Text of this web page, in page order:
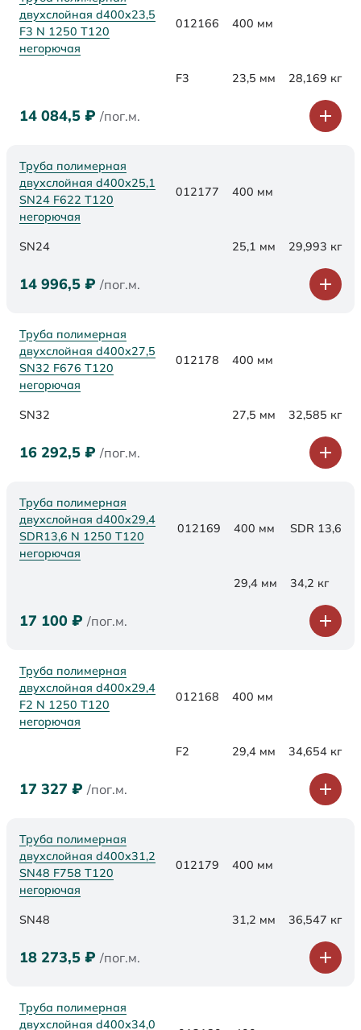
двухслойная d400x23,5
F3 N 1250 Т120
негорючая
012166 400 мм
F3 23,5 мм 28,169 кг
14 084,5 ₽ /пог.м.
Труба полимерная
двухслойная d400х25,1
SN24 F622 Т120
негорючая
012177 400 мм
SN24 25,1 мм 29,993 кг
14 996,5 ₽ /пог.м.
Труба полимерная
двухслойная d400х27,5
SN32 F676 Т120
негорючая
012178 400 мм
SN32 27,5 мм 32,585 кг
16 292,5 ₽ /пог.м.
Труба полимерная
двухслойная d400x29,4
SDR13,6 N 1250 Т120
негорючая
012169 400 мм SDR 13,6
29,4 мм 34,2 кг
17 100 ₽ /пог.м.
Труба полимерная
двухслойная d400x29,4
F2 N 1250 Т120
негорючая
012168 400 мм
F2 29,4 мм 34,654 кг
17 327 ₽ /пог.м.
Труба полимерная
двухслойная d400х31,2
SN48 F758 Т120
негорючая
012179 400 мм
SN48 31,2 мм 36,547 кг
18 273,5 ₽ /пог.м.
Труба полимерная
двухслойная d400х34,0